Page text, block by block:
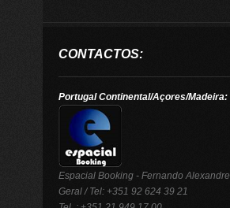
CONTACTOS:
Portugal Continental/Açores/Madeira:
Espacial Booking - Fernando Alexandre
Geral / Tel: +351 92 624 39 21